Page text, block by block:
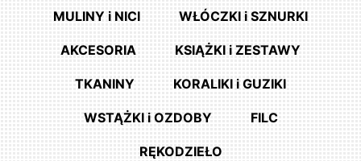
MULINY i NICI WŁÓCZKI i SZNURKI
AKCESORIA KSIĄŻKI i ZESTAWY
TKANINY KORALIKI i GUZIKI
WSTĄŻKI i OZDOBY FILC
RĘKODZIEŁO